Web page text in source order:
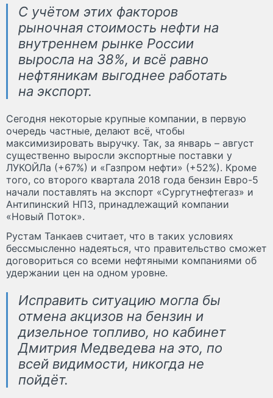
С учётом этих факторов
рыночная стоимость нефти на
внутреннем рынке России
выросла на 38%, и всё равно
нефтяникам выгоднее работать
на экспорт.
Сегодня некоторые крупные компании, в первую
очередь частные, делают всё, чтобы
максимизировать выручку. Так, за январь – август
существенно выросли экспортные поставки у
ЛУКОЙЛа (+67%) и «Газпром нефти» (+52%). Кроме
того, со второго квартала 2018 года бензин Евро-5
начали поставлять на экспорт «Сургутнефтегаз» и
Антипинский НПЗ, принадлежащий компании
«Новый Поток».
Рустам Танкаев считает, что в таких условиях
бессмысленно надеяться, что правительство сможет
договориться со всеми нефтяными компаниями об
удержании цен на одном уровне.
Исправить ситуацию могла бы
отмена акцизов на бензин и
дизельное топливо, но кабинет
Дмитрия Медведева на это, по
всей видимости, никогда не
пойдёт.